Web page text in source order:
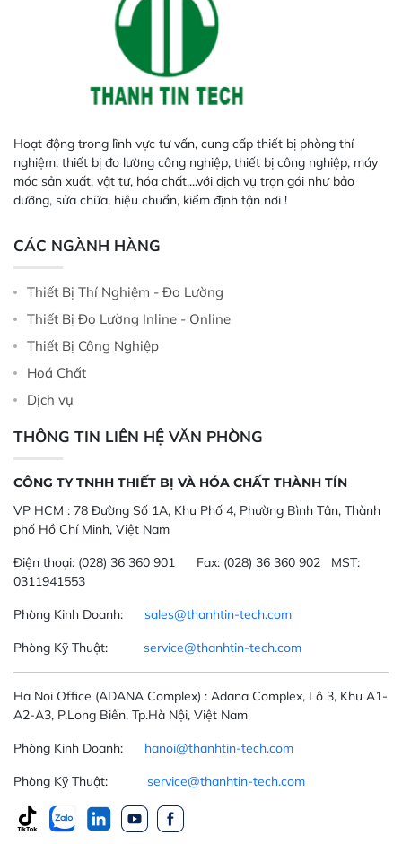
Hoạt động trong lĩnh vực tư vấn, cung cấp thiết bị phòng thí
nghiệm, thiết bị đo lường công nghiệp, thiết bị công nghiệp, máy
móc sản xuất, vật tư, hóa chất,...với dịch vụ trọn gói như bảo
dưỡng, sửa chữa, hiệu chuẩn, kiểm định tận nơi !
CÁC NGÀNH HÀNG
Thiết Bị Thí Nghiệm - Đo Lường
Thiết Bị Đo Lường Inline - Online
Thiết Bị Công Nghiệp
Hoá Chất
Dịch vụ
THÔNG TIN LIÊN HỆ VĂN PHÒNG
CÔNG TY TNHH THIẾT BỊ VÀ HÓA CHẤT THÀNH TÍN
VP HCM : 78 Đường Số 1A, Khu Phố 4, Phường Bình Tân, Thành
phố Hồ Chí Minh, Việt Nam
Điện thoại: (028) 36 360 901 Fax: (028) 36 360 902 MST:
0311941553
Phòng Kinh Doanh: sales@thanhtin-tech.com
Phòng Kỹ Thuật: service@thanhtin-tech.com
Ha Noi Office (ADANA Complex) : Adana Complex, Lô 3, Khu A1-
A2-A3, P.Long Biên, Tp.Hà Nội, Việt Nam
Phòng Kinh Doanh: hanoi@thanhtin-tech.com
Phòng Kỹ Thuật: service@thanhtin-tech.com